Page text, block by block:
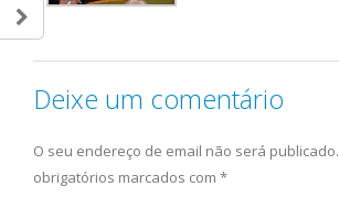
Deixe um comentário
O seu endereço de email não será publicado.
obrigatórios marcados com *